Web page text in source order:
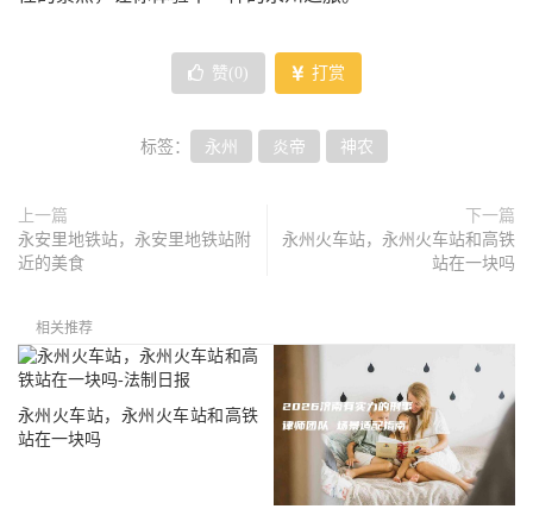
赞( 0 ) 打赏
标签： 永州 炎帝 神农
上一篇
永安里地铁站，永安里地铁站附
近的美食
下一篇
永州火车站，永州火车站和高铁
站在一块吗
相关推荐
永州火车站，永州火车站和高铁
站在一块吗